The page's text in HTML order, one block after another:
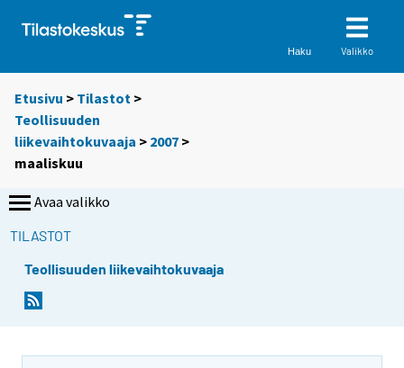
Haku Valikko
Etusivu > Tilastot >
Teollisuuden
liikevaihtokuvaaja > 2007 >
maaliskuu
Avaa valikko
TILASTOT
Teollisuuden liikevaihtokuvaaja